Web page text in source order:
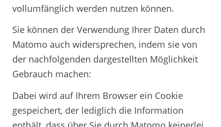
vollumfänglich werden nutzen können.
Sie können der Verwendung Ihrer Daten durch
Matomo auch widersprechen, indem sie von
der nachfolgenden dargestellten Möglichkeit
Gebrauch machen:
Dabei wird auf Ihrem Browser ein Cookie
gespeichert, der lediglich die Information